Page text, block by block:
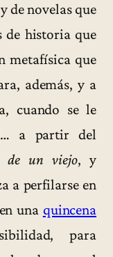
de novelas que
de historia que
metafísica que
además, y a
cuando se le
a partir del
de un viejo, y
a perfilarse en
una quincena
para